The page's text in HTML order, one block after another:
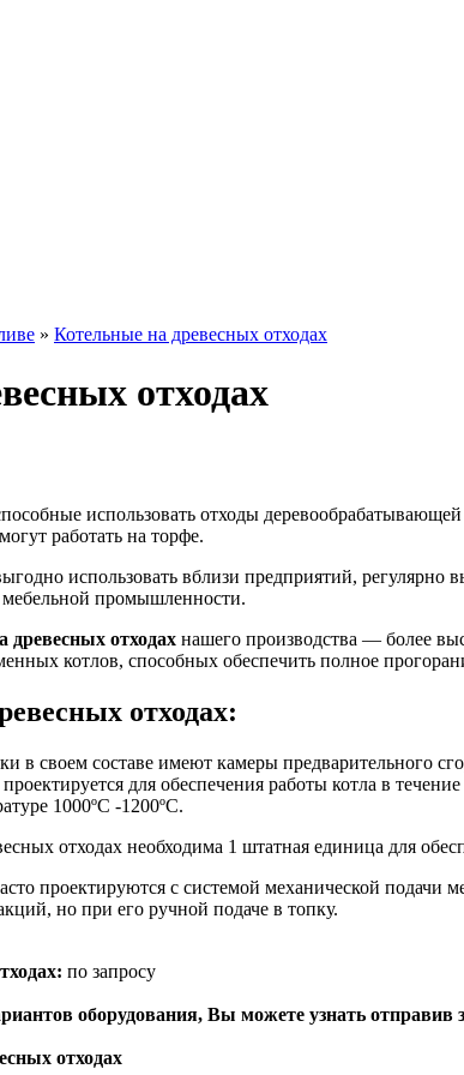
» Котельные на древесных отходах
отходах
использовать отходы
работать на торфе.
использовать вблизи предприятий,
мебельной промышленности.
древесных отходах нашего производства — более
котлов, способных обеспечить полное
отходах:
в своем составе имеют камеры предварительного
для обеспечения работы котла в
1000ºС -1200ºС.
отходах необходима 1 штатная единица для
проектируются с системой механической
но при его ручной подаче в топку.
по запросу
оборудования, Вы можете узнать отправив
отходах